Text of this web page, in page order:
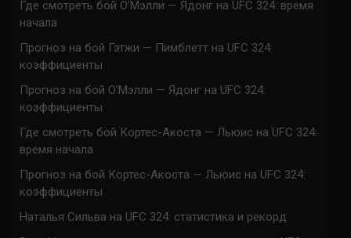
Где смотреть бой О’Мэлли — Ядонг на UFC 324: время
начала
Прогноз на бой Гэтжи — Пимблетт на UFC 324:
коэффициенты
Прогноз на бой О’Мэлли — Ядонг на UFC 324:
коэффициенты
Где смотреть бой Кортес-Акоста — Льюис на UFC 324:
время начала
Прогноз на бой Кортес-Акоста — Льюис на UFC 324:
коэффициенты
Наталья Сильва на UFC 324: статистика и рекорд